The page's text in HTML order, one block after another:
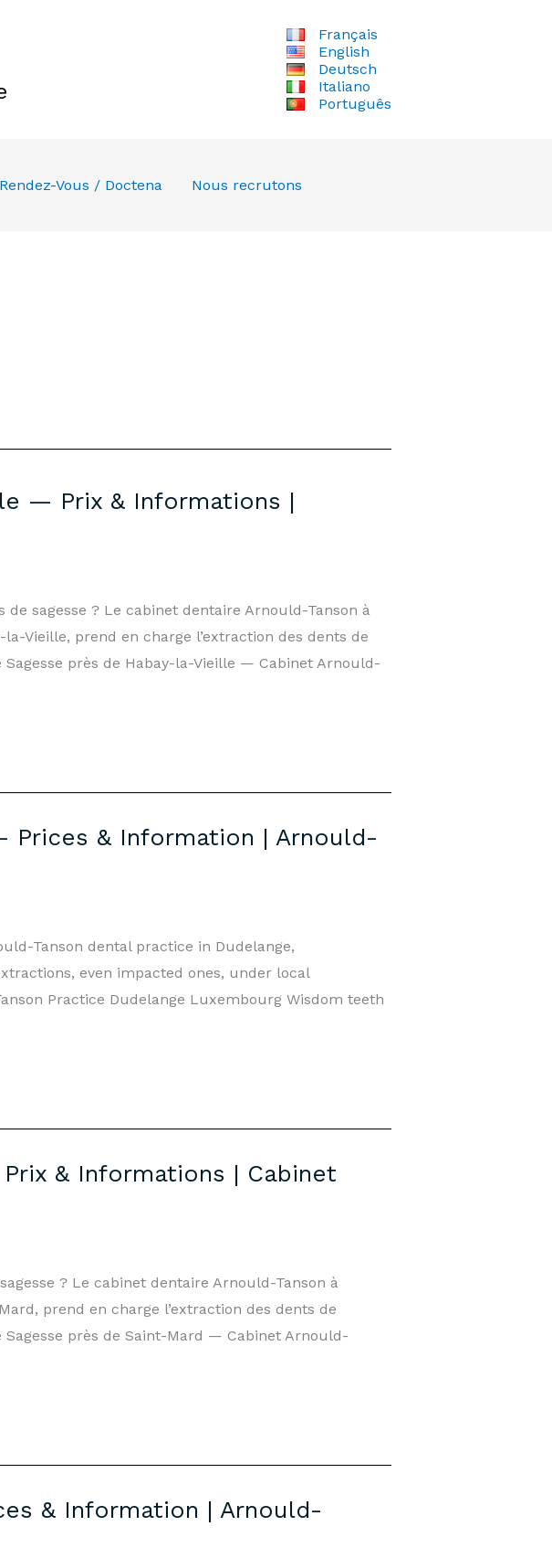
Français
English
Deutsch
Italiano
Português
Vous / Doctena Nous recrutons
— Prix & Informations |
sagesse ? Le cabinet dentaire Arnould-Tanson à
Vieille, prend en charge l’extraction des dents de
près de Habay-la-Vieille — Cabinet Arnould-
& Information | Arnould-
Tanson dental practice in Dudelange,
even impacted ones, under local
Practice Dudelange Luxembourg Wisdom teeth
& Informations | Cabinet
? Le cabinet dentaire Arnould-Tanson à
prend en charge l’extraction des dents de
près de Saint-Mard — Cabinet Arnould-
& Information | Arnould-